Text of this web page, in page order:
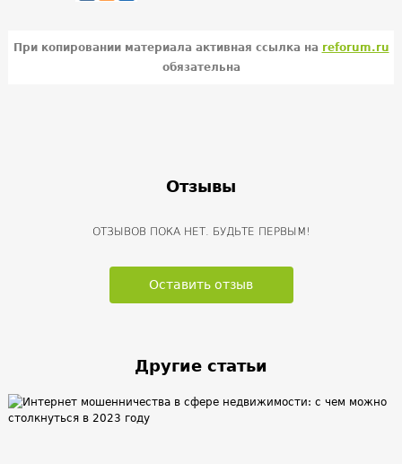
При копировании материала активная ссылка на reforum.ru
обязательна
Отзывы
ОТЗЫВОВ ПОКА НЕТ. БУДЬТЕ ПЕРВЫМ!
Оставить отзыв
Другие статьи